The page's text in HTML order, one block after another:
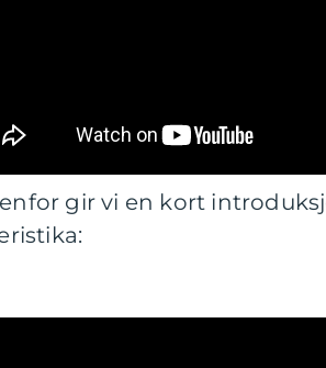
gir vi en kort